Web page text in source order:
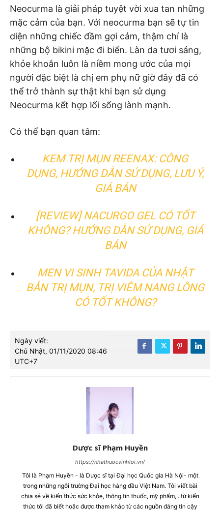
Neocurma là giải pháp tuyệt vời xua tan những
mặc cảm của bạn. Với neocurma bạn sẽ tự tin
diện những chiếc đầm gợi cảm, thậm chí là
những bộ bikini mặc đi biển. Làn da tươi sáng,
khỏe khoắn luôn là niềm mong ước của mọi
người đặc biệt là chị em phụ nữ giờ đây đã có
thể trở thành sự thật khi bạn sử dụng
Neocurma kết hợp lối sống lành mạnh.
Có thể bạn quan tâm:
KEM TRỊ MỤN REENAX: CÔNG
DỤNG, HƯỚNG DẪN SỬ DỤNG, LƯU Ý,
GIÁ BÁN
[REVIEW] NACURGO GEL CÓ TỐT
KHÔNG? HƯỚNG DẪN SỬ DỤNG, GIÁ
BÁN
MEN VI SINH TAVIDA CỦA NHẬT
BẢN TRỊ MỤN, TRỊ VIÊM NANG LÔNG
CÓ TỐT KHÔNG?
Ngày viết:
Chủ Nhật, 01/11/2020 08:46
UTC+7
Dược sĩ Phạm Huyền
https://nhathuocvinhloi.vn/
Tôi là Phạm Huyền - là Dược sĩ tại Đại học Quốc gia Hà Nội- một
trong những ngôi trường Đại học hàng đầu Việt Nam. Tôi viết bài
chia sẻ về kiến thức sức khỏe, thông tin thuốc, mỹ phẩm,...từ kiến
thức tôi đã biết hoặc được tham khảo từ các nguồn đáng tin cậy